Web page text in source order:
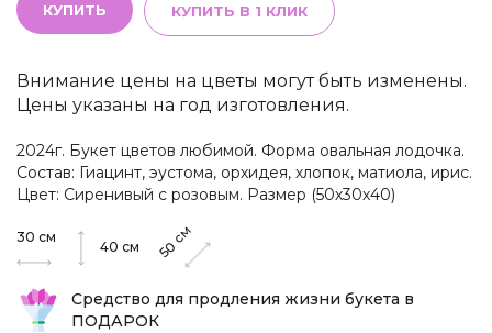
КУПИТЬ КУПИТЬ В 1 КЛИК
Внимание цены на цветы могут быть изменены.
Цены указаны на год изготовления.
2024г. Букет цветов любимой. Форма овальная лодочка.
Состав: Гиацинт, эустома, орхидея, хлопок, матиола, ирис.
Цвет: Сиренивый с розовым. Размер (50х30х40)
30 см
40 см 50
см
Средство для продления жизни букета в
ПОДАРОК